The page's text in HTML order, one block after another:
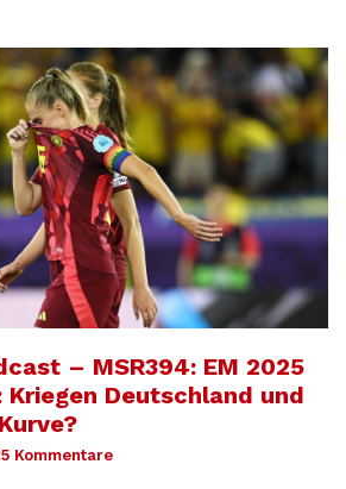
– MSR394: EM 2025
Deutschland und
Kommentare